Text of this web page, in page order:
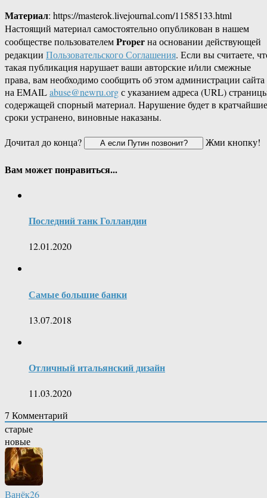
Материал: https://masterok.livejournal.com/11585133.html
Настоящий материал самостоятельно опубликован в нашем
сообществе пользователемProperна основании действующей
редакции Пользовательского Соглашения. Если вы считаете,
такая публикация нарушает ваши авторские и/или смежные
права, вам необходимо сообщить об этом администрации сайта
на EMAILabuse@newru.orgс указанием адреса (URL)
содержащей спорный материал. Нарушение будет в кратчайшие
сроки устранено, виновные наказаны.
Дочитал до конца?
Жми кнопку!
Вам может понравиться...
Последний танк Голландии
12.01.2020
Самые большие банки
13.07.2018
Отличный итальянский дизайн
11.03.2020
7 Комментарий
старые
новые
Ванёк26